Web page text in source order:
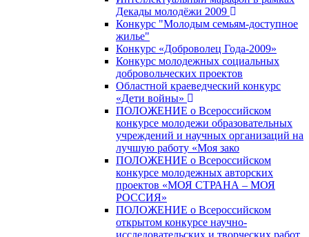
Декады молодёжи 2009
Конкурс "Молодым семьям-доступное
жилье"
Конкурс «Доброволец Года-2009»
Конкурс молодежных социальных
добровольческих проектов
Областной краеведческий конкурс
«Дети войны»
ПОЛОЖЕНИЕ о Всероссийском
конкурсе молодежи образовательных
учреждений и научных организаций на
лучшую работу «Моя зако
ПОЛОЖЕНИЕ о Всероссийском
конкурсе молодежных авторских
проектов «МОЯ СТРАНА – МОЯ
РОССИЯ»
ПОЛОЖЕНИЕ о Всероссийском
открытом конкурсе научно-
исследовательских и творческих работ